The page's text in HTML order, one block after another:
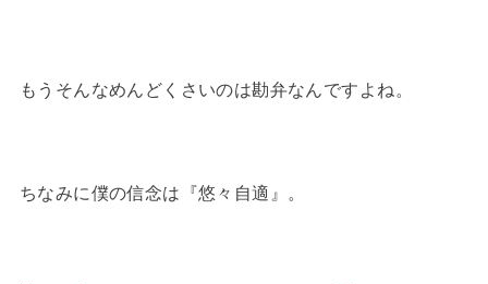
もうそんなめんどくさいのは勘弁なんですよね。
ちなみに僕の信念は『悠々自適』。